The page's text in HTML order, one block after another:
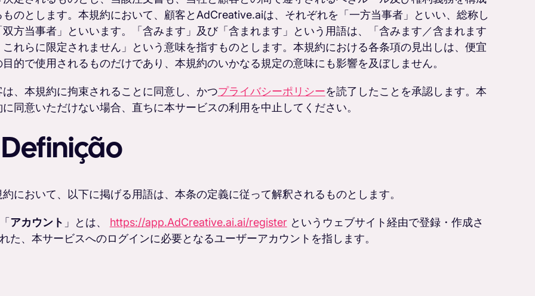
ものとします。本規約において、顧客とAdCreative.aiは、それぞれを「一方当事者」といい、総称し
双方当事者」といいます。「含みます」及び「含まれます」という用語は、「含みます／含まれます
これらに限定されません」という意味を指すものとします。本規約における各条項の見出しは、便宜
目的で使用されるものだけであり、本規約のいかなる規定の意味にも影響を及ぼしません。
は、本規約に拘束されることに同意し、かつプライバシーポリシーを読了したことを承認します。本
に同意いただけない場合、直ちに本サービスの利用を中止してください。
Definição
約において、以下に掲げる用語は、本条の定義に従って解釈されるものとします。
アカウント 」とは、 https://app.AdCreative.ai.ai/registerというウェブサイト経由で登録・作成さ
た、本サービスへのログインに必要となるユーザーアカウントを指します。